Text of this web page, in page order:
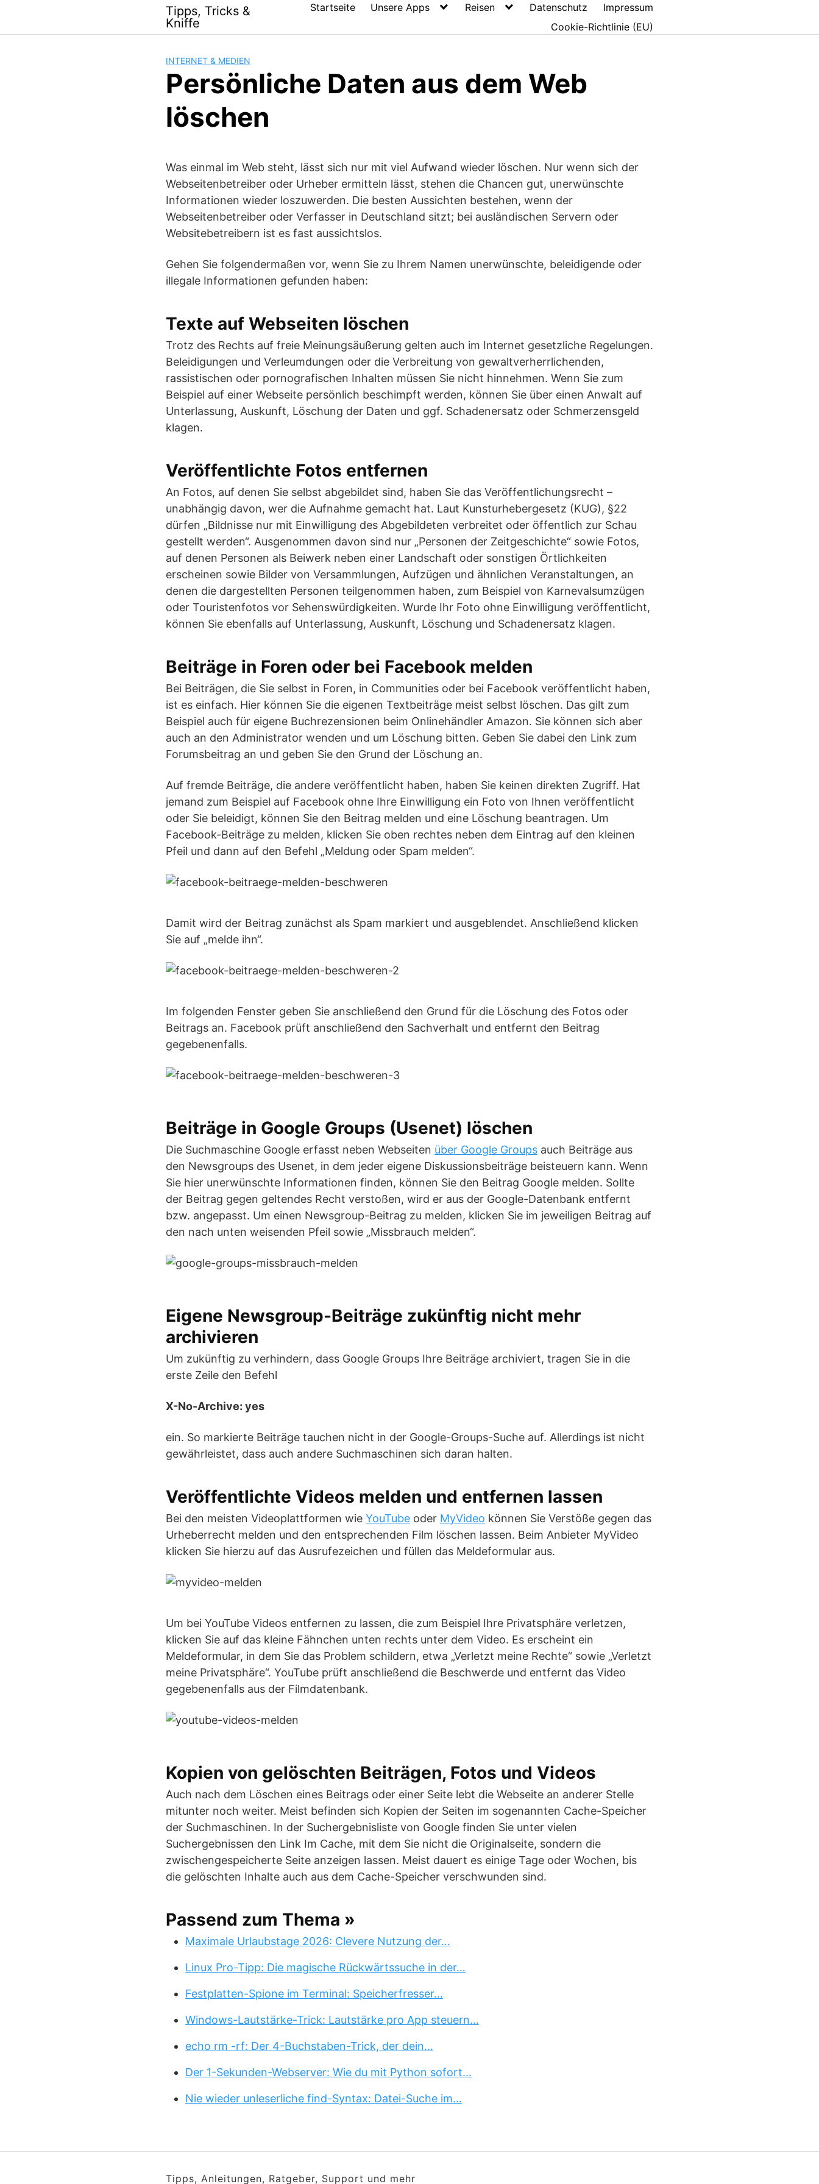
content
Tipps, Tricks &
Kniffe
Startseite Unsere Apps Reisen Datenschutz
Impressum
Cookie-Richtlinie (EU)
INTERNET & MEDIEN
Persönliche Daten aus dem Web
löschen
Was einmal im Web steht, lässt sich nur mit viel Aufwand wieder löschen. Nur wenn sich der
Webseitenbetreiber oder Urheber ermitteln lässt, stehen die Chancen gut, unerwünschte
Informationen wieder loszuwerden. Die besten Aussichten bestehen, wenn der
Webseitenbetreiber oder Verfasser in Deutschland sitzt; bei ausländischen Servern oder
Websitebetreibern ist es fast aussichtslos.
Gehen Sie folgendermaßen vor, wenn Sie zu Ihrem Namen unerwünschte, beleidigende oder
illegale Informationen gefunden haben:
Texte auf Webseiten löschen
Trotz des Rechts auf freie Meinungsäußerung gelten auch im Internet gesetzliche Regelungen.
Beleidigungen und Verleumdungen oder die Verbreitung von gewaltverherrlichenden,
rassistischen oder pornografischen Inhalten müssen Sie nicht hinnehmen. Wenn Sie zum
Beispiel auf einer Webseite persönlich beschimpft werden, können Sie über einen Anwalt auf
Unterlassung, Auskunft, Löschung der Daten und ggf. Schadenersatz oder Schmerzensgeld
klagen.
Veröffentlichte Fotos entfernen
An Fotos, auf denen Sie selbst abgebildet sind, haben Sie das Veröffentlichungsrecht –
unabhängig davon, wer die Aufnahme gemacht hat. Laut Kunsturhebergesetz (KUG), §22
dürfen „Bildnisse nur mit Einwilligung des Abgebildeten verbreitet oder öffentlich zur Schau
gestellt werden“. Ausgenommen davon sind nur „Personen der Zeitgeschichte“ sowie Fotos,
auf denen Personen als Beiwerk neben einer Landschaft oder sonstigen Örtlichkeiten
erscheinen sowie Bilder von Versammlungen, Aufzügen und ähnlichen Veranstaltungen, an
denen die dargestellten Personen teilgenommen haben, zum Beispiel von Karnevalsumzügen
oder Touristenfotos vor Sehenswürdigkeiten. Wurde Ihr Foto ohne Einwilligung veröffentlicht,
können Sie ebenfalls auf Unterlassung, Auskunft, Löschung und Schadenersatz klagen.
Beiträge in Foren oder bei Facebook melden
Bei Beiträgen, die Sie selbst in Foren, in Communities oder bei Facebook veröffentlicht haben,
ist es einfach. Hier können Sie die eigenen Textbeiträge meist selbst löschen. Das gilt zum
Beispiel auch für eigene Buchrezensionen beim Onlinehändler Amazon. Sie können sich aber
auch an den Administrator wenden und um Löschung bitten. Geben Sie dabei den Link zum
Forumsbeitrag an und geben Sie den Grund der Löschung an.
Auf fremde Beiträge, die andere veröffentlicht haben, haben Sie keinen direkten Zugriff. Hat
jemand zum Beispiel auf Facebook ohne Ihre Einwilligung ein Foto von Ihnen veröffentlicht
oder Sie beleidigt, können Sie den Beitrag melden und eine Löschung beantragen. Um
Facebook-Beiträge zu melden, klicken Sie oben rechtes neben dem Eintrag auf den kleinen
Pfeil und dann auf den Befehl „Meldung oder Spam melden“.
Damit wird der Beitrag zunächst als Spam markiert und ausgeblendet. Anschließend klicken
Sie auf „melde ihn“.
Im folgenden Fenster geben Sie anschließend den Grund für die Löschung des Fotos oder
Beitrags an. Facebook prüft anschließend den Sachverhalt und entfernt den Beitrag
gegebenenfalls.
Beiträge in Google Groups (Usenet) löschen
Die Suchmaschine Google erfasst neben Webseiten über Google Groups auch Beiträge aus
den Newsgroups des Usenet, in dem jeder eigene Diskussionsbeiträge beisteuern kann. Wenn
Sie hier unerwünschte Informationen finden, können Sie den Beitrag Google melden. Sollte
der Beitrag gegen geltendes Recht verstoßen, wird er aus der Google-Datenbank entfernt
bzw. angepasst. Um einen Newsgroup-Beitrag zu melden, klicken Sie im jeweiligen Beitrag auf
den nach unten weisenden Pfeil sowie „Missbrauch melden“.
Eigene Newsgroup-Beiträge zukünftig nicht mehr
archivieren
Um zukünftig zu verhindern, dass Google Groups Ihre Beiträge archiviert, tragen Sie in die
erste Zeile den Befehl
X-No-Archive: yes
ein. So markierte Beiträge tauchen nicht in der Google-Groups-Suche auf. Allerdings ist nicht
gewährleistet, dass auch andere Suchmaschinen sich daran halten.
Veröffentlichte Videos melden und entfernen lassen
Bei den meisten Videoplattformen wie YouTube oder MyVideo können Sie Verstöße gegen das
Urheberrecht melden und den entsprechenden Film löschen lassen. Beim Anbieter MyVideo
klicken Sie hierzu auf das Ausrufezeichen und füllen das Meldeformular aus.
Um bei YouTube Videos entfernen zu lassen, die zum Beispiel Ihre Privatsphäre verletzen,
klicken Sie auf das kleine Fähnchen unten rechts unter dem Video. Es erscheint ein
Meldeformular, in dem Sie das Problem schildern, etwa „Verletzt meine Rechte“ sowie „Verletzt
meine Privatsphäre“. YouTube prüft anschließend die Beschwerde und entfernt das Video
gegebenenfalls aus der Filmdatenbank.
Kopien von gelöschten Beiträgen, Fotos und Videos
Auch nach dem Löschen eines Beitrags oder einer Seite lebt die Webseite an anderer Stelle
mitunter noch weiter. Meist befinden sich Kopien der Seiten im sogenannten Cache-Speicher
der Suchmaschinen. In der Suchergebnisliste von Google finden Sie unter vielen
Suchergebnissen den Link Im Cache, mit dem Sie nicht die Originalseite, sondern die
zwischengespeicherte Seite anzeigen lassen. Meist dauert es einige Tage oder Wochen, bis
die gelöschten Inhalte auch aus dem Cache-Speicher verschwunden sind.
Passend zum Thema »
Maximale Urlaubstage 2026: Clevere Nutzung der…
Linux Pro-Tipp: Die magische Rückwärtssuche in der…
Festplatten-Spione im Terminal: Speicherfresser…
Windows-Lautstärke-Trick: Lautstärke pro App steuern…
echo rm -rf: Der 4-Buchstaben-Trick, der dein…
Der 1-Sekunden-Webserver: Wie du mit Python sofort…
Nie wieder unleserliche find-Syntax: Datei-Suche im…
Tipps, Anleitungen, Ratgeber, Support und mehr